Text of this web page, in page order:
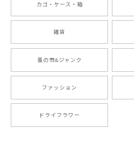
カゴ・ケース・箱
雑貨
蚤の市&ジャンク
ファッション
ドライフラワー